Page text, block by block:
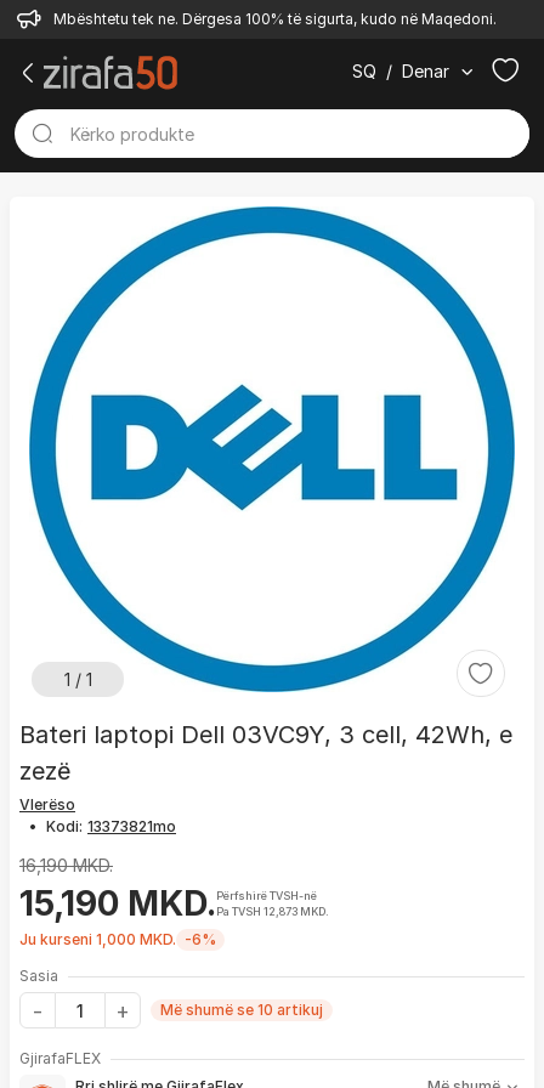
Mbështetu tek ne. Dërgesa 100% të sigurta, kudo në Maqedoni.
SQ / Denar
1 / 1
Bateri laptopi Dell 03VC9Y, 3 cell, 42Wh, e
zezë
Vlerëso
• Kodi:
16,190 MKD.
15,190 MKD.Përfshirë TVSH-në
Pa TVSH 12,873 MKD.
Ju kurseni 1,000 MKD. -6%
Sasia
Më shumë se 10 artikuj
GjirafaFLEX
-Prioritet